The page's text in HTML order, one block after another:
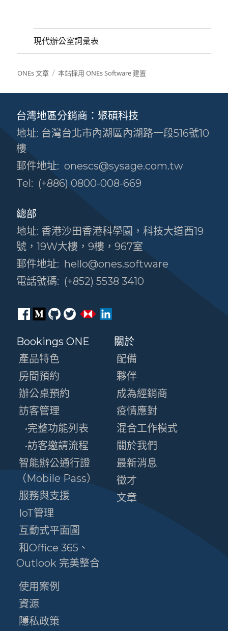
現代辦公室詞彙表
ONEs 文章 本站採用 ONEs Software 建置
台灣地區分銷商：聚碩科技
地址: 台灣台北市內湖區內湖路一段516號10
樓
郵件地址: onescs@sysage.com.tw
Tel: (+886) 0800-008-669
總部
地址: 香港沙田香港科學園，科技大道西19
號，19W大樓，9樓，967室
郵件地址: hello@ones.software
電話號碼: (+852) 5538 3410
Bookings ONE
產品特色
房間預約
辦公桌預約
訪客管理
•完整功能列表
•訪客邀請流程
智能辦公通行證
（Mobile Pass）
服務與支援
IoT管理
互動式平面圖
和Office 365、
Outlook 完美整合
使用案例
資源
隱私政策
關於
配備
夥伴
成為經銷商
疫情應對
混合工作模式
關於我們
最新消息
徵才
文章